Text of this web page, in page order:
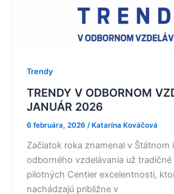
Trendy
TRENDY V ODBORNOM
JANUÁR 2026
6 februára, 2026 /Katarína Kováčová
Začiatok roka znamenal v Štátnom
odborného vzdelávania už
pilotných Centier excelentnosti,
nachádzajú približne v